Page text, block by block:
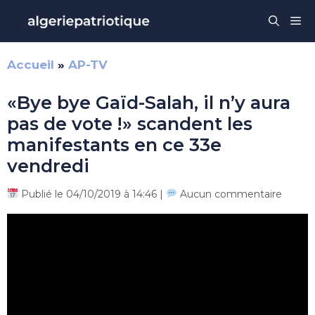
contenu
Accueil » AP-TV
«Bye bye Gaïd-Salah, il n’y aura
pas de vote !» scandent les
manifestants en ce 33e
vendredi
Publié le 04/10/2019 à 14:46 | Aucun commentaire